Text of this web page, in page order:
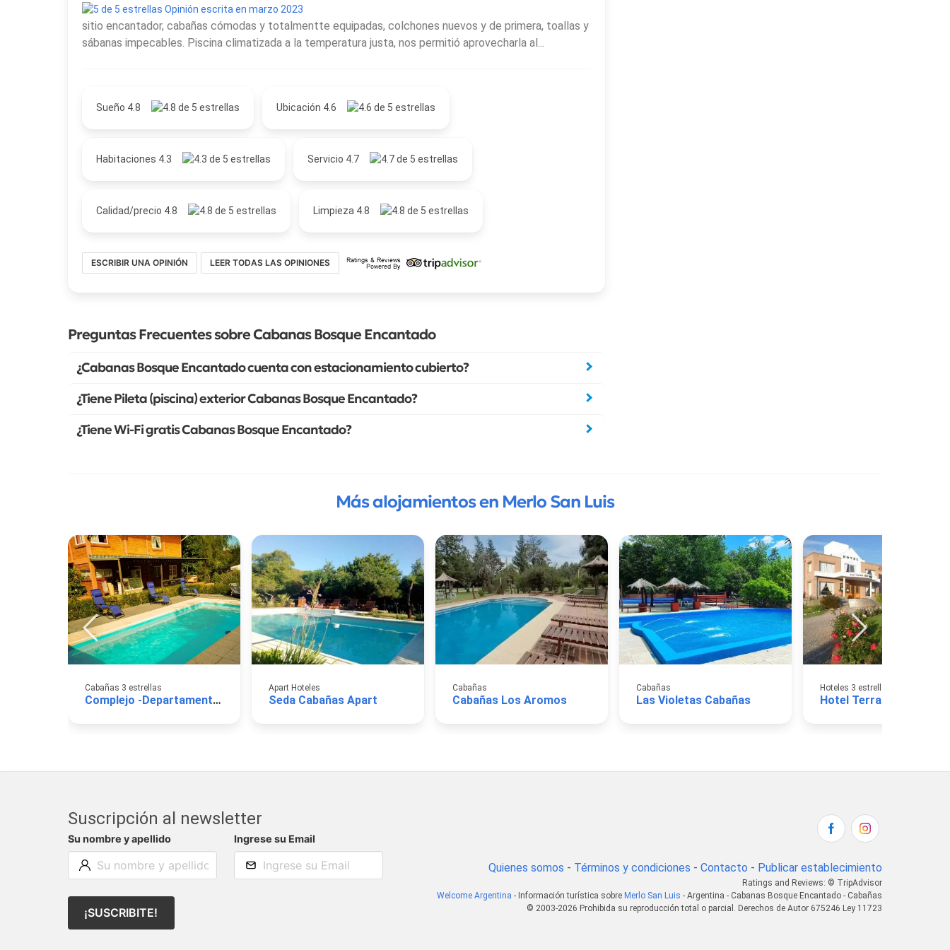
sea un destino buscado durante todo el año.
Opinión escrita en marzo 2023
sitio encantador, cabañas cómodas y totalmentte equipadas, colchones nuevos y de primera, toallas y
sábanas impecables. Piscina climatizada a la temperatura justa, nos permitió aprovecharla al...
Sueño 4.8 Ubicación 4.6
Habitaciones 4.3 Servicio 4.7
Calidad/precio 4.8 Limpieza 4.8
ESCRIBIR UNA OPINIÓN LEER TODAS LAS OPINIONES
Preguntas Frecuentes sobre Cabanas Bosque Encantado
¿Cabanas Bosque Encantado cuenta con estacionamiento cubierto?
¿Tiene Pileta (piscina) exterior Cabanas Bosque Encantado?
¿Tiene Wi-Fi gratis Cabanas Bosque Encantado?
Más alojamientos en Merlo San Luis
Cabañas 3 estrellas
Complejo -Departamentos Tatiana
Apart Hoteles
Seda Cabañas Apart
Cabañas
Cabañas Los Aromos
Cabañas
Las Violetas Cabañas
Hoteles 3 estrellas
Hotel Terrazas del
Suscripción al newsletter
Su nombre y apellido Ingrese su Email
¡SUSCRIBITE!
Quienes somos - Términos y condiciones - Contacto - Publicar establecimiento
Ratings and Reviews: © TripAdvisor
Welcome Argentina - Información turística sobre Merlo San Luis - Argentina - Cabanas Bosque Encantado - Cabañas
© 2003-2026 Prohibida su reproducción total o parcial. Derechos de Autor 675246 Ley 11723